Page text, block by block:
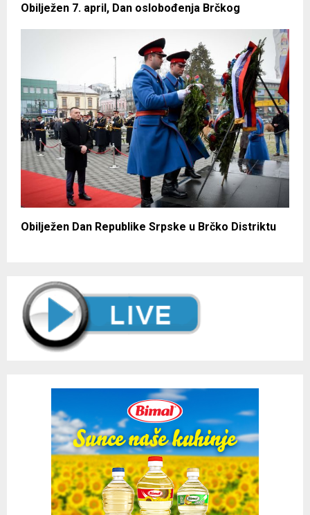
Obilježen 7. april, Dan oslobođenja Brčkog
Obilježen Dan Republike Srpske u Brčko Distriktu